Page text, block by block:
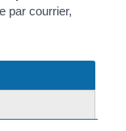
par courrier,